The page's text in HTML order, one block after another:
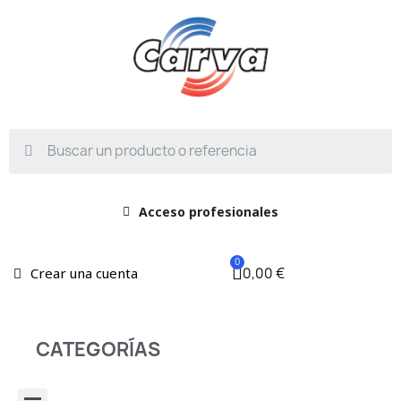
Acceso profesionales
Crear una cuenta 0,00 €
CATEGORÍAS